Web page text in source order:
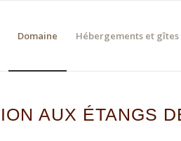
Domaine Hébergements et gîtes
AUX ÉTANGS